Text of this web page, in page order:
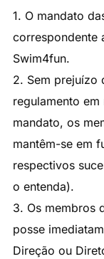
1. O mandato
correspondente
Swim4fun.
2. Sem prejuízo
regulamento
mandato, os
mantêm-se em
respectivos
o entenda).
3. Os membros
posse
Direção ou